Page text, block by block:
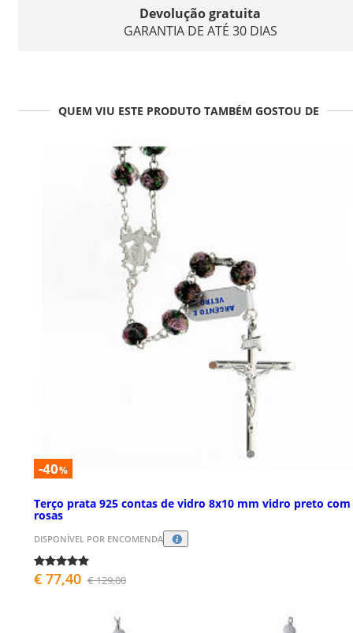
Devolução gratuita
GARANTIA DE ATÉ 30 DIAS
QUEM VIU ESTE PRODUTO TAMBÉM GOSTOU DE
-40%
Terço prata 925 contas de vidro 8x10 mm vidro preto com
rosas
DISPONÍVEL POR ENCOMENDA
€ 77,40 € 129,00